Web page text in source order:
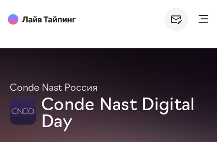
Conde Nast Россия
Conde Nast Digital
Day